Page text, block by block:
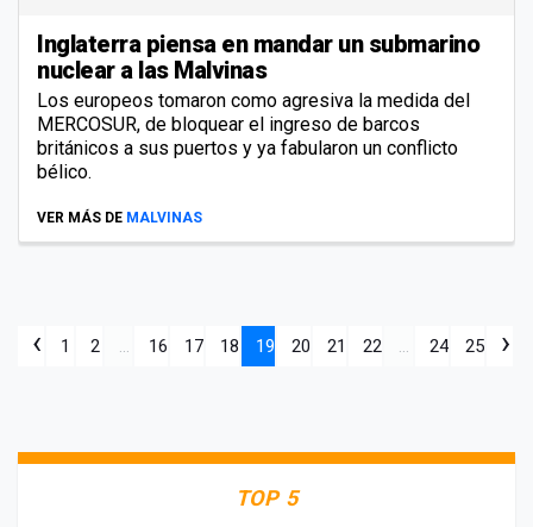
Inglaterra piensa en mandar un submarino
nuclear a las Malvinas
Los europeos tomaron como agresiva la medida del
MERCOSUR, de bloquear el ingreso de barcos
británicos a sus puertos y ya fabularon un conflicto
bélico.
VER MÁS DE MALVINAS
‹ 1 2 ... 16 17 18 19 20 21 22 ... 24 25 ›
TOP 5